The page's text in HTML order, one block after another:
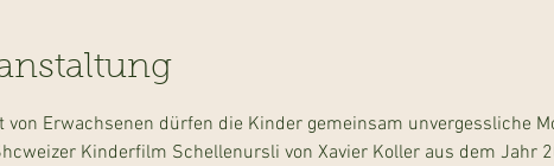
von Erwachsenen dürfen die Kinder gemeinsam unvergessliche
Kinderfilm Schellenursli von Xavier Koller aus dem Jahr